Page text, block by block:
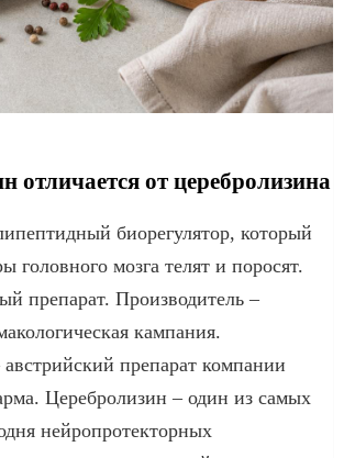
отличается от церебролизина
биорегулятор, который
головного мозга телят и поросят.
препарат. Производитель –
кампания.
препарат компании
Церебролизин – один из самых
нейропротекторных